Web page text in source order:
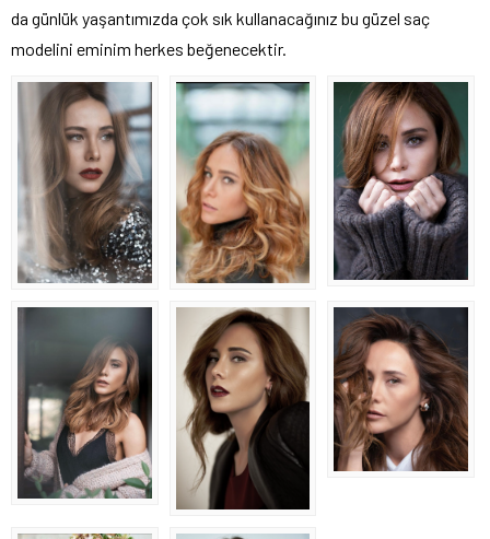
da günlük yaşantımızda çok sık kullanacağınız bu güzel saç
modelini eminim herkes beğenecektir.